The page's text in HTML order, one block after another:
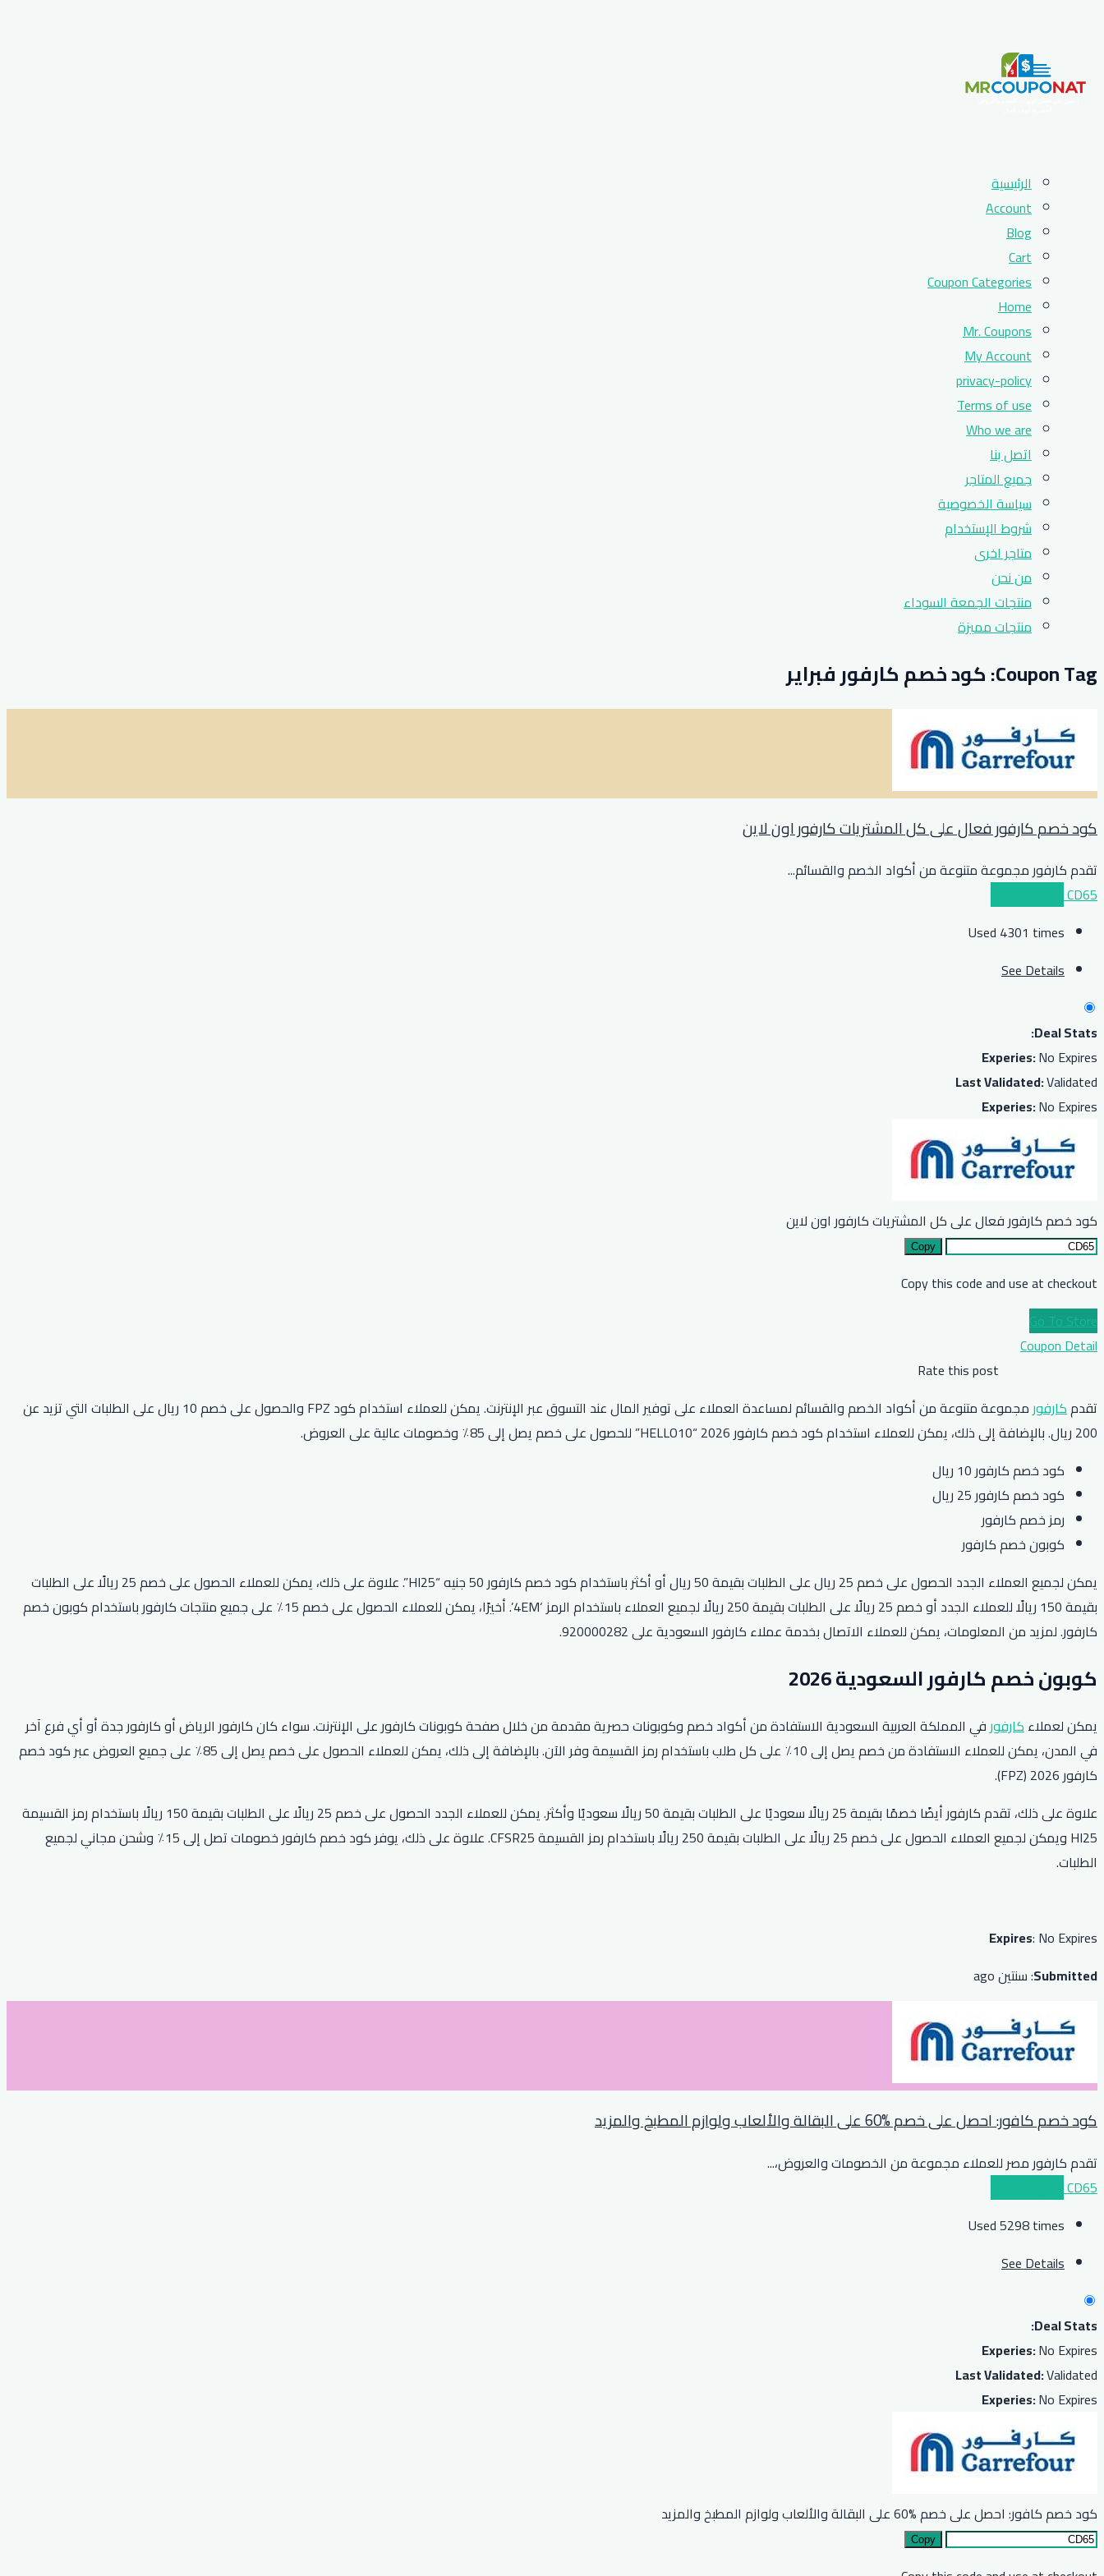
الرئيسية
Account
Blog
Cart
Coupon Categories
Home
Mr. Coupons
My Account
privacy-policy
Terms of use
Who we are
اتصل بنا
جميع المتاجر
سياسة الخصوصية
شروط الإستخدام
متاجر اخرى
من نحن
منتجات الجمعة السوداء
منتجات مميزة
Coupon Tag: كود خصم كارفور فبراير
كود خصم كارفور فعال على كل المشتريات كارفور اون لاين
تقدم كارفور مجموعة متنوعة من أكواد الخصم والقسائم...
CD65
Used 4301 times
See Details
Deal Stats:
Experies:No Expires
Last Validated:Validated
Experies:No Expires
كود خصم كارفور فعال على كل المشتريات كارفور اون لاين
Copy
Copy this code and use at checkout
Go To Store
Coupon Detail
Rate this post
تقدمكارفور
مجموعة متنوعة من أكواد الخصم والقسائم لمساعدة العملاء على توفير المال عند التسوق عبر الإنترنت. يمكن للعملاء استخدام كود FPZ والحصول على خصم 10 ريال على الطلبات التي تزيد عن
200 ريال. بالإضافة إلى ذلك، يمكن للعملاء استخدام كود خصم كارفور 2026 “HELLO10” للحصول على خصم يصل إلى 85٪ وخصومات عالية على العروض.
كود خصم كارفور 10 ريال
كود خصم كارفور 25 ريال
رمز خصم كارفور
كوبون خصم كارفور
يمكن لجميع العملاء الجدد الحصول على خصم 25 ريال على الطلبات بقيمة 50 ريال أو أكثر باستخدام كود خصم كارفور 50 جنيه “HI25”. علاوة على ذلك، يمكن للعملاء الحصول على خصم 25 ريالًا على الطلبات
بقيمة 150 ريالًا للعملاء الجدد أو خصم 25 ريالًا على الطلبات بقيمة 250 ريالًا لجميع العملاء باستخدام الرمز ‘4EM’. أخيرًا، يمكن للعملاء الحصول على خصم 15٪ على جميع منتجات كارفور باستخدام كوبون خصم
كارفور. لمزيد من المعلومات، يمكن للعملاء الاتصال بخدمة عملاء كارفور السعودية على 920000282.
كوبون خصم كارفور السعودية 2026
يمكن لعملاءكارفورفي المملكة العربية السعودية الاستفادة من أكواد خصم وكوبونات حصرية مقدمة من خلال صفحة كوبونات كارفور على الإنترنت. سواء كان كارفور الرياض أو كارفور جدة أو أي فرع آخر
في المدن، يمكن للعملاء الاستفادة من خصم يصل إلى 10٪ على كل طلب باستخدام رمز القسيمة وفر الآن. بالإضافة إلى ذلك، يمكن للعملاء الحصول على خصم يصل إلى 85٪ على جميع العروض عبر كود خصم
كارفور 2026 (FPZ).
علاوة على ذلك، تقدم كارفور أيضًا خصمًا بقيمة 25 ريالًا سعوديًا على الطلبات بقيمة 50 ريالًا سعوديًا وأكثر. يمكن للعملاء الجدد الحصول على خصم 25 ريالًا على الطلبات بقيمة 150 ريالًا باستخدام رمز القسيمة
HI25 ويمكن لجميع العملاء الحصول على خصم 25 ريالًا على الطلبات بقيمة 250 ريالًا باستخدام رمز القسيمة CFSR25. علاوة على ذلك، يوفر كود خصم كارفور خصومات تصل إلى 15٪ وشحن مجاني لجميع
الطلبات.
Expires: No Expires
Submitted: سنتين ago
كود خصم كافور: احصل على خصم %60 على البقالة والألعاب ولوازم المطبخ والمزيد
تقدم كارفور مصر للعملاء مجموعة من الخصومات والعروض،...
CD65
Used 5298 times
See Details
Deal Stats:
Experies:No Expires
Last Validated:Validated
Experies:No Expires
كود خصم كافور: احصل على خصم %60 على البقالة والألعاب ولوازم المطبخ والمزيد
Copy